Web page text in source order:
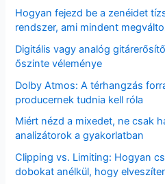
Hogyan fejezd be a zenéidet
rendszer, ami mindent
Digitális vagy analóg
őszinte véleménye
Dolby Atmos: A térhangzás
producernek tudnia kell róla
Miért nézd a mixedet, ne csak
analizátorok a gyakorlatban
Clipping vs. Limiting: Hogyan
dobokat anélkül, hogy